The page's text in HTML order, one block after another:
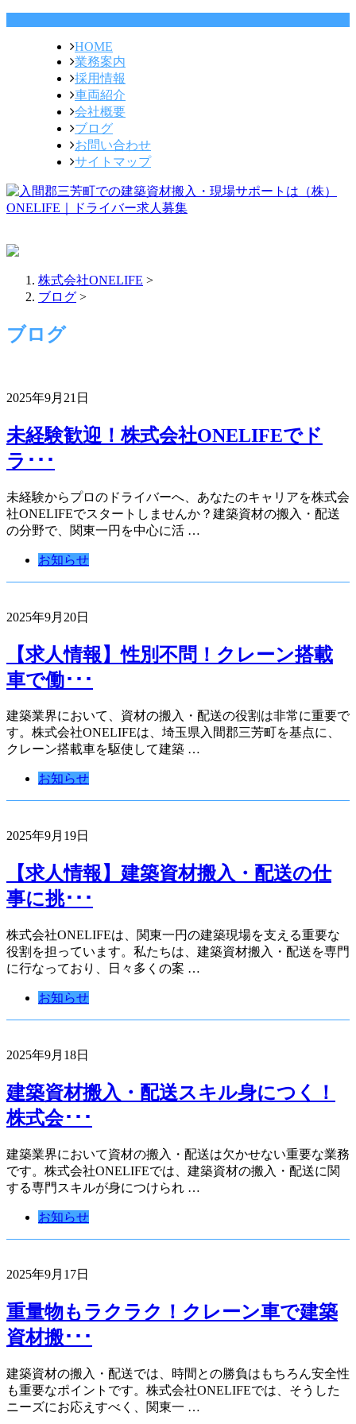
HOME
業務案内
採用情報
車両紹介
会社概要
ブログ
お問い合わせ
サイトマップ
株式会社ONELIFE >
ブログ >
ブログ
2025年9月21日
未経験歓迎！株式会社ONELIFEでド
ラ･･･
未経験からプロのドライバーへ、あなたのキャリアを株式会
社ONELIFEでスタートしませんか？建築資材の搬入・配送
の分野で、関東一円を中心に活 …
お知らせ
2025年9月20日
【求人情報】性別不問！クレーン搭載
車で働･･･
建築業界において、資材の搬入・配送の役割は非常に重要で
す。株式会社ONELIFEは、埼玉県入間郡三芳町を基点に、
クレーン搭載車を駆使して建築 …
お知らせ
2025年9月19日
【求人情報】建築資材搬入・配送の仕
事に挑･･･
株式会社ONELIFEは、関東一円の建築現場を支える重要な
役割を担っています。私たちは、建築資材搬入・配送を専門
に行なっており、日々多くの案 …
お知らせ
2025年9月18日
建築資材搬入・配送スキル身につく！
株式会･･･
建築業界において資材の搬入・配送は欠かせない重要な業務
です。株式会社ONELIFEでは、建築資材の搬入・配送に関
する専門スキルが身につけられ …
お知らせ
2025年9月17日
重量物もラクラク！クレーン車で建築
資材搬･･･
建築資材の搬入・配送では、時間との勝負はもちろん安全性
も重要なポイントです。株式会社ONELIFEでは、そうした
ニーズにお応えすべく、関東一 …